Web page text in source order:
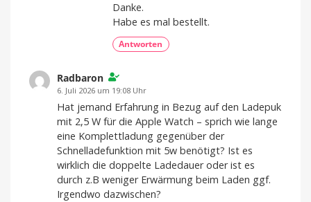
Danke.
Habe es mal bestellt.
Antworten
Radbaron
6. Juli 2026 um 19:08 Uhr
Hat jemand Erfahrung in Bezug auf den Ladepuk
mit 2,5 W für die Apple Watch – sprich wie lange
eine Komplettladung gegenüber der
Schnelladefunktion mit 5w benötigt? Ist es
wirklich die doppelte Ladedauer oder ist es
durch z.B weniger Erwärmung beim Laden ggf.
Irgendwo dazwischen?